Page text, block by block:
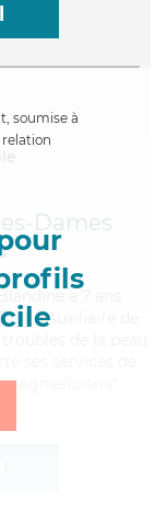
soumise à
Dames
a 7 ans
d'Auxiliaire de
loisirs*